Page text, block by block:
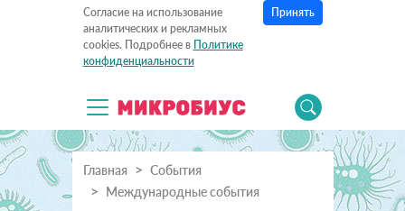
Согласие на использование
аналитических и рекламных
cookies. Подробнее в Политике
конфиденциальности
Принять
Главная
События
Международные события